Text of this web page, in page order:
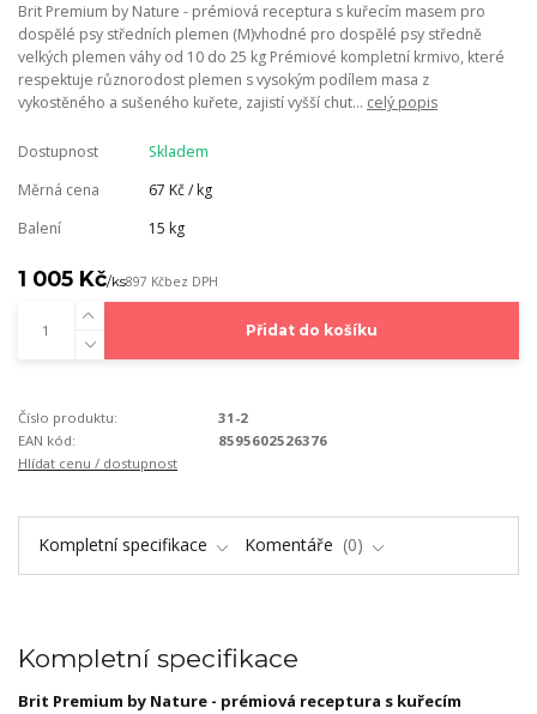
Brit Premium by Nature - prémiová receptura s kuřecím masem pro
dospělé psy středních plemen (M)vhodné pro dospělé psy středně
velkých plemen váhy od 10 do 25 kg Prémiové kompletní krmivo, které
respektuje různorodost plemen s vysokým podílem masa z
vykostěného a sušeného kuřete, zajistí vyšší chut... celý popis
Dostupnost
Skladem
Měrná cena
67 Kč / kg
Balení
15 kg
1 005 Kč/ks897 Kčbez DPH
Přidat do košíku
Číslo produktu:
31-2
EAN kód:
8595602526376
Hlídat cenu / dostupnost
Kompletní specifikace Komentáře 0
Kompletní specifikace
Brit Premium by Nature - prémiová receptura s kuřecím